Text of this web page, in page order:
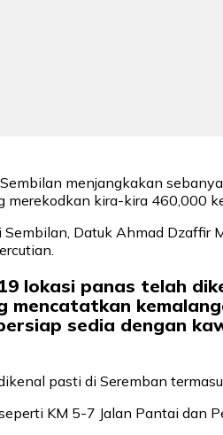
menjangkakan
merekodkan kira-kira 460,000
Sembilan, Datuk Ahmad
lokasi panas telah
mencatatkan
sedia dengan
pasti di Seremban
KM 5-7 Jalan Pantai dan